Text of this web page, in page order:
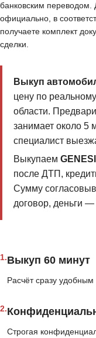
банковским переводом.
официально, в
получаете комплект
сделки.
Выкуп
цену по
области.
занимает около 5
специалист
Выкупаем
после ДТП,
Сумму
договор, деньги
1.Выкуп 60 минут
Расчёт сразу
2.
Строгая